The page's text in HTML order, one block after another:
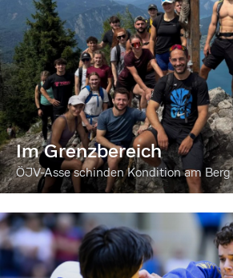
Im Grenzbereich
ÖJV-Asse schinden Kondition am Berg